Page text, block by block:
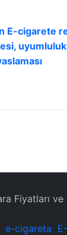
E-cigarete
Fiyatları ve
e-cigareta